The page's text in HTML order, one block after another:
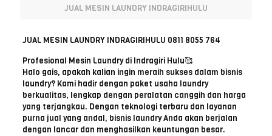
JUAL MESIN LAUNDRY INDRAGIRIHULU
JUAL MESIN LAUNDRY INDRAGIRIHULU 0811 8055 764
Profesional Mesin Laundry di Indragiri Hulu🥰
Halo gais, apakah kalian ingin meraih sukses dalam bisnis
laundry? Kami hadir dengan paket usaha laundry
berkualitas, lengkap dengan peralatan canggih dan harga
yang terjangkau. Dengan teknologi terbaru dan layanan
purna jual yang andal, bisnis laundry Anda akan berjalan
dengan lancar dan menghasilkan keuntungan besar.